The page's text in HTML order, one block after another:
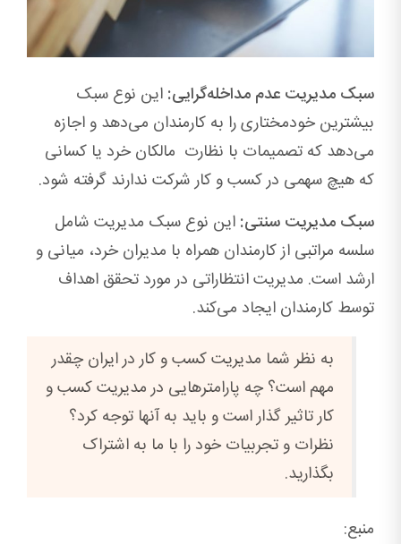
سبک مدیریت عدم مداخله‌گرایی: این نوع سبک
بیشترین خودمختاری را به کارمندان می‌دهد و اجازه
می‌دهد که تصمیمات با نظارت مالکان خرد یا کسانی
که هیچ سهمی در کسب و کار شرکت ندارند گرفته شود.
سبک مدیریت سنتی: این نوع سبک مدیریت شامل
سلسه مراتبی از کارمندان همراه با مدیران خرد، میانی و
ارشد است. مدیریت انتظاراتی در مورد تحقق اهداف
توسط کارمندان ایجاد می‌کند.
به نظر شما مدیریت کسب و کار در ایران چقدر
مهم است؟ چه پارامترهایی در مدیریت کسب و
کار تاثیر گذار است و باید به آنها توجه کرد؟
نظرات و تجربیات خود را با ما به اشتراک
بگذارید.
منبع: